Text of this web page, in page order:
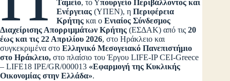
Ταμείο, το Υπουργείο Περιβάλλοντος και
Ενέργειας (ΥΠΕΝ), ηΠεριφέρεια
Κρήτης και οΕνιαίος Σύνδεσμος
Διαχείρισης Απορριμμάτων Κρήτης (ΕΣΔΑΚ) από τις 20
έως και τις 22 Απριλίου 2026, στο Ηράκλειο και
συγκεκριμένα στο Ελληνικό Μεσογειακό Πανεπιστήμιο
στο Ηράκλειο, στο πλαίσιο του Έργου LIFE-IP CEI-Greece
– LIFE18 IPE/GR/000013 «Εφαρμογή της Κυκλικής
Οικονομίας στην Ελλάδα».